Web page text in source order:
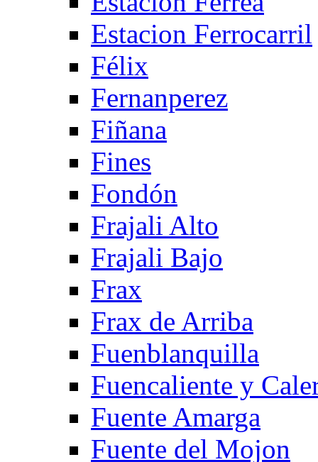
Estacion Ferrocarril
Félix
Fernanperez
Fiñana
Fines
Fondón
Frajali Alto
Frajali Bajo
Frax
Frax de Arriba
Fuenblanquilla
Fuencaliente y
Fuente Amarga
Fuente del Mojon